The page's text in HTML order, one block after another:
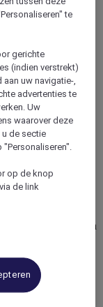
perfecte verfijnde
via uitgang 4
hotelgebouw gaat en
de omgeving te
op de skyline
in het hotel of
dineren dicht bij
te
gerichte
(indien verstrekt)
uw navigatie-,
advertenties te
Uw
waarover deze
de sectie
op de knop
de link